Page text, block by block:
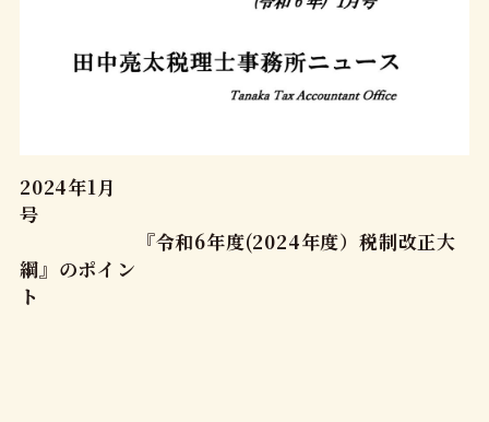
2024年1月
号
『令和6年度(2024年度）税制改正大
綱』のポイン
ト